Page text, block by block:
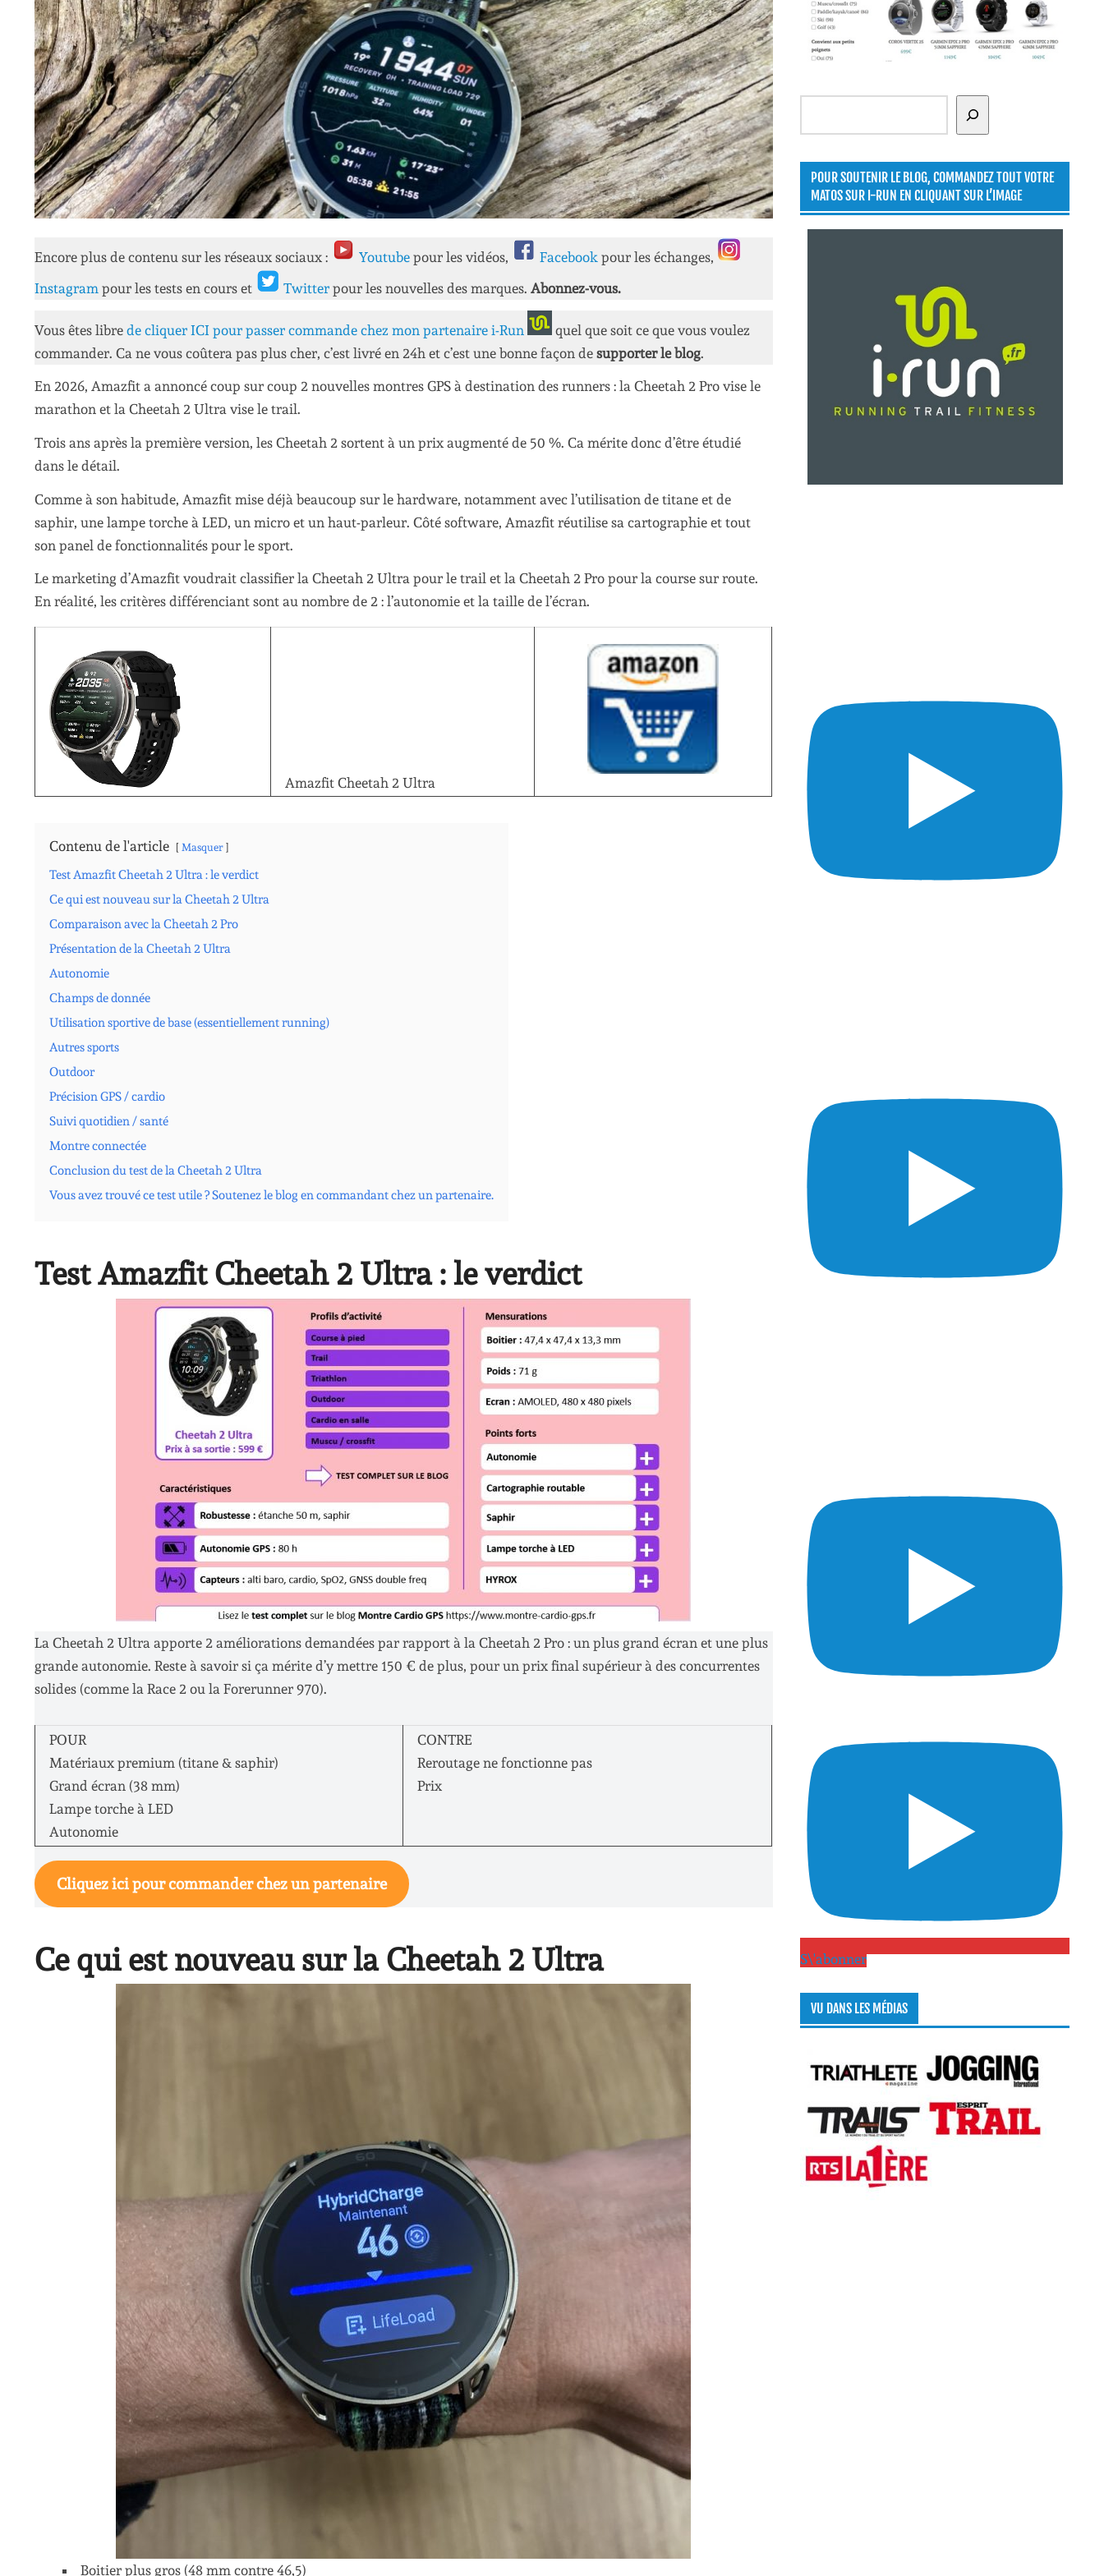
Encore plus de contenu sur les réseaux sociaux : Youtube pour les vidéos, Facebook pour les échanges,
Instagram pour les tests en cours et Twitter pour les nouvelles des marques. Abonnez-vous.
Vous êtes libre de cliquer ICI pour passer commande chez mon partenaire i-Run
quel que soit ce que vous voulez
commander. Ca ne vous coûtera pas plus cher, c’est livré en 24h et c’est une bonne façon de supporter le blog.
En 2026, Amazfit a annoncé coup sur coup 2 nouvelles montres GPS à destination des runners : la Cheetah 2 Pro vise le
marathon et la Cheetah 2 Ultra vise le trail.
Trois ans après la première version, les Cheetah 2 sortent à un prix augmenté de 50 %. Ca mérite donc d’être étudié
dans le détail.
Comme à son habitude, Amazfit mise déjà beaucoup sur le hardware, notamment avec l’utilisation de titane et de
saphir, une lampe torche à LED, un micro et un haut-parleur. Côté software, Amazfit réutilise sa cartographie et tout
son panel de fonctionnalités pour le sport.
Le marketing d’Amazfit voudrait classifier la Cheetah 2 Ultra pour le trail et la Cheetah 2 Pro pour la course sur route.
En réalité, les critères différenciant sont au nombre de 2 : l’autonomie et la taille de l’écran.
Amazfit Cheetah 2 Ultra
Contenu de l'article Masquer
Test Amazfit Cheetah 2 Ultra : le verdict
Ce qui est nouveau sur la Cheetah 2 Ultra
Comparaison avec la Cheetah 2 Pro
Présentation de la Cheetah 2 Ultra
Autonomie
Champs de donnée
Utilisation sportive de base (essentiellement running)
Autres sports
Outdoor
Précision GPS / cardio
Suivi quotidien / santé
Montre connectée
Conclusion du test de la Cheetah 2 Ultra
Vous avez trouvé ce test utile ? Soutenez le blog en commandant chez un partenaire.
Test Amazfit Cheetah 2 Ultra : le verdict
La Cheetah 2 Ultra apporte 2 améliorations demandées par rapport à la Cheetah 2 Pro : un plus grand écran et une plus
grande autonomie. Reste à savoir si ça mérite d’y mettre 150 € de plus, pour un prix final supérieur à des concurrentes
solides (comme la Race 2 ou la Forerunner 970).
POUR
Matériaux premium (titane & saphir)
Grand écran (38 mm)
Lampe torche à LED
Autonomie
CONTRE
Reroutage ne fonctionne pas
Prix
Cliquez ici pour commander chez un partenaire
Ce qui est nouveau sur la Cheetah 2 Ultra
Boitier plus gros (48 mm contre 46,5)
Rechercher
POUR SOUTENIR LE BLOG, COMMANDEZ TOUT VOTRE
MATOS SUR I-RUN EN CLIQUANT SUR L’IMAGE
S\'abonner
VU DANS LES MÉDIAS